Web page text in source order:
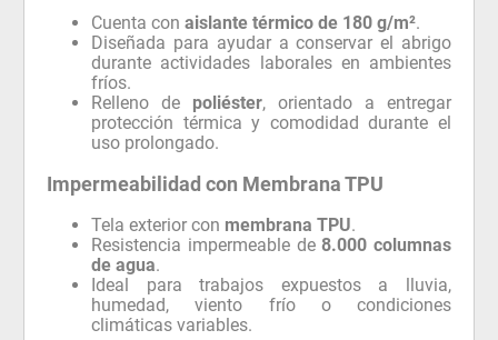
Cuenta conaislante térmico de 180 g/m².
Diseñada para ayudar a conservar el abrigo
durante actividades laborales en ambientes
fríos.
Relleno de poliéster, orientado a entregar
protección térmica y comodidad durante el
uso prolongado.
Impermeabilidad con Membrana TPU
Tela exterior con membrana TPU.
Resistencia impermeable de8.000 columnas
de agua.
Ideal para trabajos expuestos a lluvia,
humedad, viento frío o condiciones
climáticas variables.